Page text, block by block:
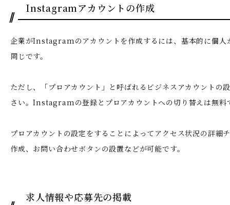
Instagramアカウントの作成
企業がInstagramのアカウントを作成するには、基本的に個人
同じです。
ただし、「プロアカウント」と呼ばれるビジネスアカウントの
さい。Instagramの登録とプロアカウントへの切り替えは無料
プロアカウントの設定をすることによってアクセス状況の詳細
作成、お問い合わせボタンの設置などが可能です。
求人情報や応募先の掲載